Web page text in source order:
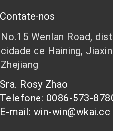
Contate-nos
No.15 Wenlan Road,
cidade de Haining,
Zhejiang
Sra. Rosy Zhao
Telefone: 0086-573-
E-mail: win-win@wkai.cc